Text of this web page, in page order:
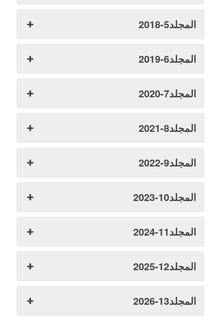
المجلد5-2018
المجلد6-2019
المجلد7-2020
المجلد8-2021
المجلد9-2022
المجلد10-2023
المجلد11-2024
المجلد12-2025
المجلد13-2026